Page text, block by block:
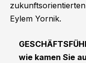
Eylem Yornik.
wie kamen Sie